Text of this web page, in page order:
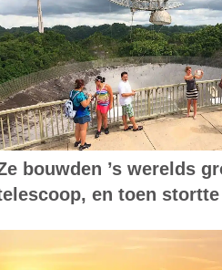
bouwden ’s werelds
en toen